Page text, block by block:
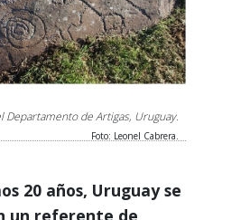
Departamento de Artigas, Uruguay.
Foto: Leonel Cabrera.
20 años, Uruguay se